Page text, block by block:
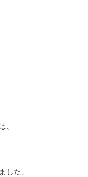
、
した、